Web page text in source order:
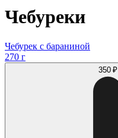
Чебуреки
Чебурек с бараниной
270 г
350 ₽